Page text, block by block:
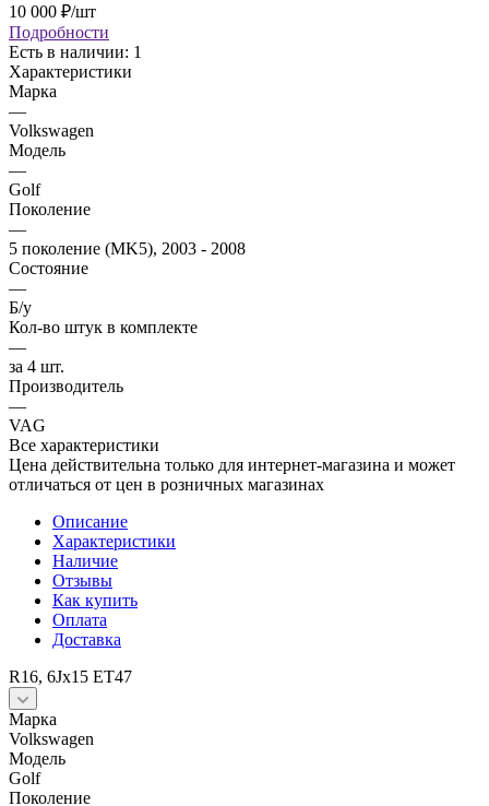
10 000 ₽/шт
Подробности
Есть в наличии: 1
Характеристики
Марка
—
Volkswagen
Модель
—
Golf
Поколение
—
5 поколение (MK5), 2003 - 2008
Состояние
—
Б/у
Кол-во штук в комплекте
—
за 4 шт.
Производитель
—
VAG
Все характеристики
Цена действительна только для интернет-магазина и может
отличаться от цен в розничных магазинах
Описание
Характеристики
Наличие
Отзывы
Как купить
Оплата
Доставка
R16, 6Jx15 ET47
Марка
Volkswagen
Модель
Golf
Поколение